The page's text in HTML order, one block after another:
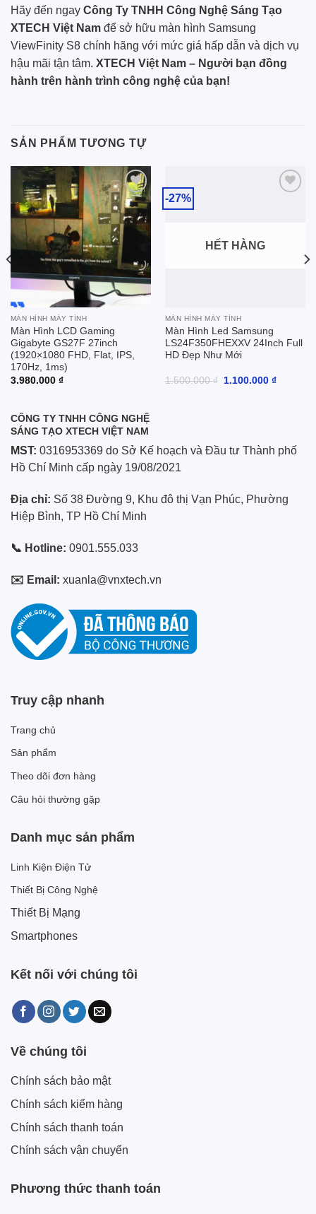
Hãy đến ngay Công Ty TNHH Công Nghệ Sáng Tạo
XTECH Việt Nam để sở hữu màn hình Samsung
ViewFinity S8 chính hãng với mức giá hấp dẫn và dịch vụ
hậu mãi tận tâm. XTECH Việt Nam – Người bạn đồng
hành trên hành trình công nghệ của bạn!
SẢN PHẨM TƯƠNG TỰ
Add to
wishlist
MÀN HÌNH MÁY TÍNH
Màn Hình LCD Gaming
Gigabyte GS27F 27inch
(1920×1080 FHD, Flat, IPS,
170Hz, 1ms)
3.980.000 ₫
-27%
HẾT HÀNG
MÀN HÌNH MÁY TÍNH
Màn Hình Led Samsung
LS24F350FHEXXV 24Inch Full
HD Đẹp Như Mới
1.500.000₫
Giá
1.100.000 ₫Giá
CÔNG TY TNHH CÔNG NGHỆ
SÁNG TẠO XTECH VIỆT NAM
MST: 0316953369 do Sở Kế hoạch và Đầu tư Thành phố
Hồ Chí Minh cấp ngày 19/08/2021
Địa chỉ: Số 38 Đường 9, Khu đô thị Vạn Phúc, Phường
Hiệp Bình, TP Hồ Chí Minh
📞 Hotline: 0901.555.033
✉️ Email: xuanla@vnxtech.vn
Truy cập nhanh
Trang chủ
Sản phẩm
Theo dõi đơn hàng
Câu hỏi thường gặp
Danh mục sản phẩm
Linh Kiện Điện Tử
Thiết Bị Công Nghệ
Thiết Bị Mạng
Smartphones
Kết nối với chúng tôi
Về chúng tôi
Chính sách bảo mật
Chính sách kiểm hàng
Chính sách thanh toán
Chính sách vận chuyển
Phương thức thanh toán